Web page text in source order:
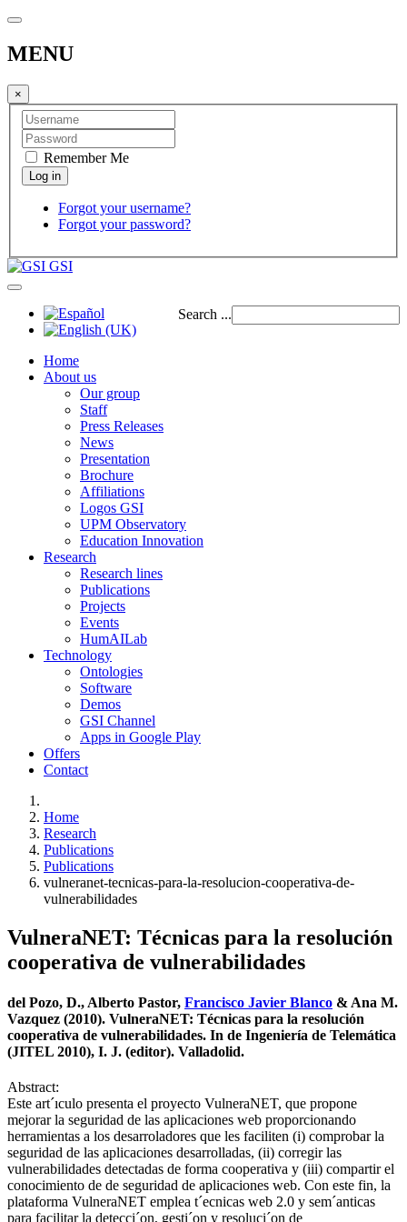
MENU
×
Remember Me
Forgot your username?
Forgot your password?
GSI
Search ...
Home
About us
Our group
Staff
Press Releases
News
Presentation
Brochure
Affiliations
Logos GSI
UPM Observatory
Education Innovation
Research
Research lines
Publications
Projects
Events
HumAILab
Technology
Ontologies
Software
Demos
GSI Channel
Apps in Google Play
Offers
Contact
Home
Research
Publications
Publications
vulneranet-tecnicas-para-la-resolucion-cooperativa-de-
vulnerabilidades
VulneraNET: Técnicas para la resolución
cooperativa de vulnerabilidades
del Pozo, D., Alberto Pastor, Francisco Javier Blanco & Ana M.
Vazquez (2010). VulneraNET: Técnicas para la resolución
cooperativa de vulnerabilidades. In de Ingeniería de Telemática
(JITEL 2010), I. J. (editor). Valladolid.
Abstract:
Este art´ıculo presenta el proyecto VulneraNET, que propone
mejorar la seguridad de las aplicaciones web proporcionando
herramientas a los desarroladores que les faciliten (i) comprobar la
seguridad de las aplicaciones desarrolladas, (ii) corregir las
vulnerabilidades detectadas de forma cooperativa y (iii) compartir el
conocimiento de de seguridad de aplicaciones web. Con este fin, la
plataforma VulneraNET emplea t´ecnicas web 2.0 y sem´anticas
para facilitar la detecci´on, gesti´on y resoluci´on de